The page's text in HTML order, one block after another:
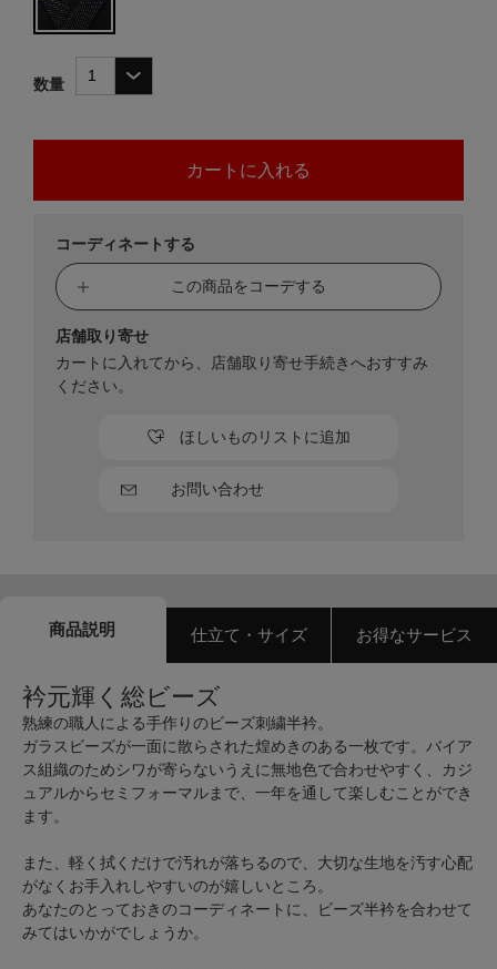
数量
コーディネートする
この商品をコーデする
お問い合わせ
ほしいものリストに追加
店舗取り寄せ
カートに入れてから、店舗取り寄せ手続きへおすすみ
ください。
商品説明 仕立て・サイズ お得なサービス
衿元輝く総ビーズ
熟練の職人による手作りのビーズ刺繍半衿。
ガラスビーズが一面に散らされた煌めきのある一枚です。バイア
ス組織のためシワが寄らないうえに無地色で合わせやすく、カジ
ュアルからセミフォーマルまで、一年を通して楽しむことができ
ます。
また、軽く拭くだけで汚れが落ちるので、大切な生地を汚す心配
がなくお手入れしやすいのが嬉しいところ。
あなたのとっておきのコーディネートに、ビーズ半衿を合わせて
みてはいかがでしょうか。